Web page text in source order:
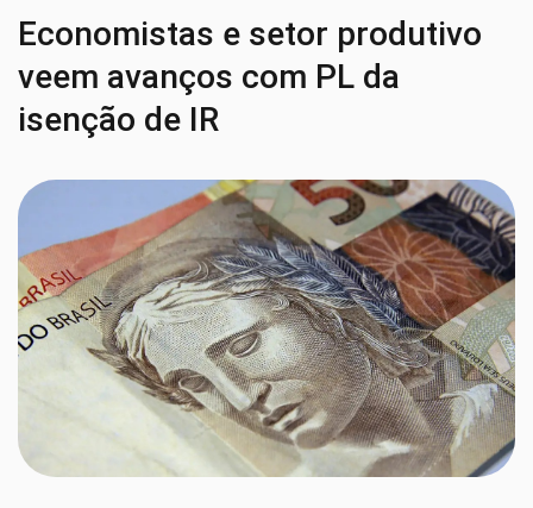
Economistas e setor produtivo
veem avanços com PL da
isenção de IR